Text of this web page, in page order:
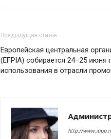
Предыдущая статья
Европейская центральная
(EFPIA) собирается 24–25 июня
использования в отрасли
http://